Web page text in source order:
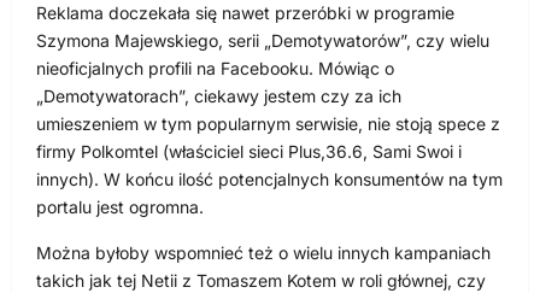
Reklama doczekała się nawet przeróbki w programie
Szymona Majewskiego, serii „Demotywatorów”, czy wielu
nieoficjalnych profili na Facebooku. Mówiąc o
„Demotywatorach”, ciekawy jestem czy za ich
umieszeniem w tym popularnym serwisie, nie stoją spece z
firmy Polkomtel (właściciel sieci Plus,36.6, Sami Swoi i
innych). W końcu ilość potencjalnych konsumentów na tym
portalu jest ogromna.
Można byłoby wspomnieć też o wielu innych kampaniach
takich jak tej Netii z Tomaszem Kotem w roli głównej, czy